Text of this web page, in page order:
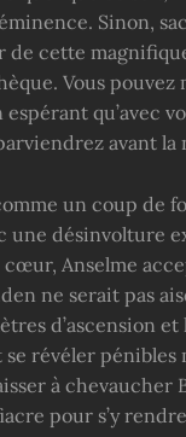
Sinon,
de cette
Vous pouvez
espérant qu’avec
avant la
un coup de
une désinvolture
cœur, Anselme
ne serait pas
d’ascension
se révéler
à chevaucher
pour s’y rendre